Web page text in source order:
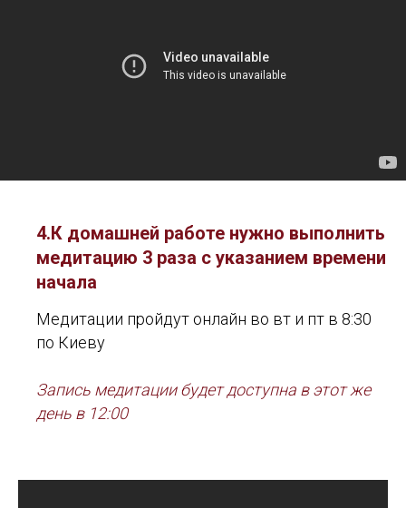
4.К домашней работе нужно выполнить
медитацию 3 раза с указанием времени
начала
Медитации пройдут онлайн во вт и пт в 8:30
по Киеву
Запись медитации будет доступна в этот же
день в 12:00